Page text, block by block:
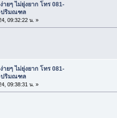
ยๆ ไม่ยุ่งยาก โทร 081-
-ปริมณฑล
09:32:22 น. »
ยๆ ไม่ยุ่งยาก โทร 081-
-ปริมณฑล
09:38:31 น. »